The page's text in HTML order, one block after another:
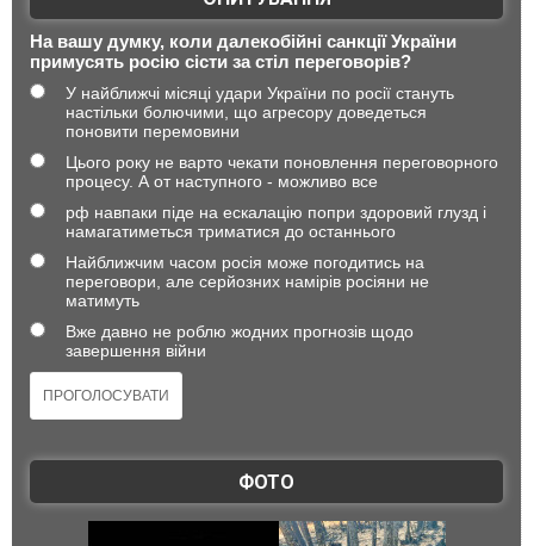
На вашу думку, коли далекобійні санкції України
примусять росію сісти за стіл переговорів?
У найближчі місяці удари України по росії стануть
настільки болючими, що агресору доведеться
поновити перемовини
Цього року не варто чекати поновлення переговорного
процесу. А от наступного - можливо все
рф навпаки піде на ескалацію попри здоровий глузд і
намагатиметься триматися до останнього
Найближчим часом росія може погодитись на
переговори, але серйозних намірів росіяни не
матимуть
Вже давно не роблю жодних прогнозів щодо
завершення війни
ФОТО